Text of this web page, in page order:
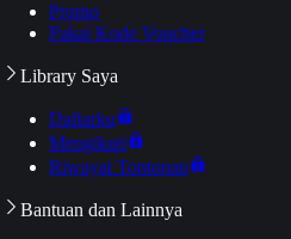
Promo
Pakai Kode Voucher
Library Saya
Daftarku
Mengikuti
Riwayat Tontonan
Bantuan dan Lainnya